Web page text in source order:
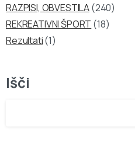
RAZPISI, OBVESTILA(240)
REKREATIVNI ŠPORT (18)
Rezultati(1)
Išči